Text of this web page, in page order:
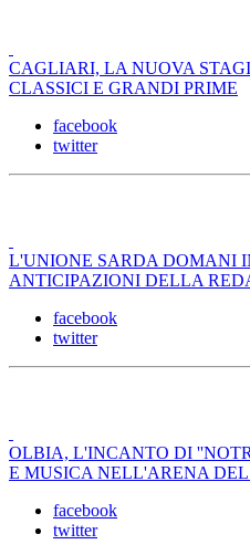
CAGLIARI, LA NUOVA
CLASSICI E GRANDI PRIME
facebook
twitter
L'UNIONE SARDA DOMANI
ANTICIPAZIONI DELLA
facebook
twitter
OLBIA, L'INCANTO DI
E MUSICA NELL'ARENA
facebook
twitter